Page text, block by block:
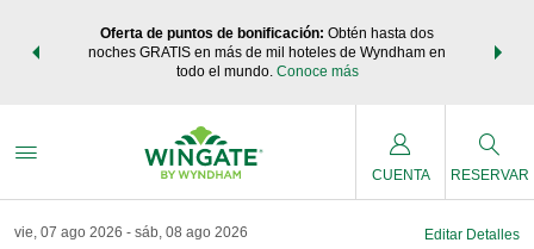
Oferta de puntos de bonificación:Obtén hasta dos
noches GRATIS en más de mil hoteles de Wyndham en
todo el mundo. Conoce más
de viaje
CUENTA RESERVAR
vie, 07 ago 2026
sáb, 08 ago 2026
Editar Detalles